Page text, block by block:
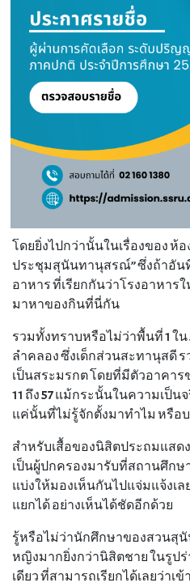
โดยยิ่งไปกว่านั้นในเรื่องของ ห้
ประชุมสุนันทานุสรณ์” ซึ่งถ้าอัน
อาหาร ที่เรียกกันว่าโรงอาหา
มาหาของกินที่นี่กัน
รวมทั้งทราบหรือไม่ว่าพื้นที่ 1 ใ
ลำคลอง ซึ่งเด็กส่วนสะทานุสดี
เป็นสระมรกต โดยที่มีตัวอาคา
11 ถึง 57 แม้กระนั้นในความเป็น
แค่นั้นที่ไม่รู้จักตั้งมาทำไม หรือ
สำหรับเสื้อของนิสิตประถมแสด
เป็นผู้ปกครองมารับที่สถานศึกษ
แบ่งให้มองเห็นกันไปแจ่มแจ้งเ
แยกได้ อย่างเห็นได้ชัดอีกด้วย
รู้หรือไม่ว่านักศึกษาของสวนสุ
หญิงมากยิ่งกว่านิสิตชาย ในรูปร่
เดียว ที่สามารถเรียกได้เลยว่า